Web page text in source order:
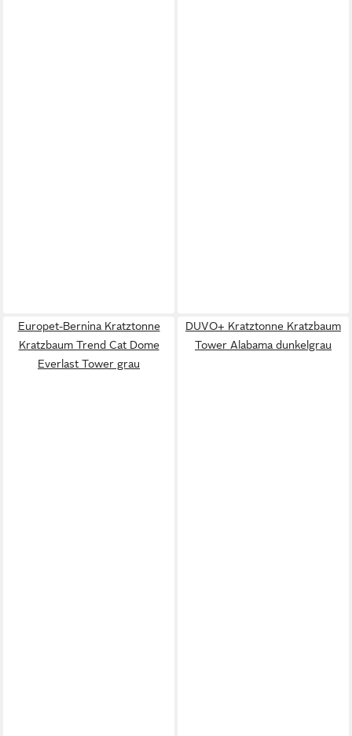
Europet-Bernina Kratztonne
Kratzbaum Trend Cat Dome
Everlast Tower grau
DUVO+ Kratztonne Kratzbaum
Tower Alabama dunkelgrau